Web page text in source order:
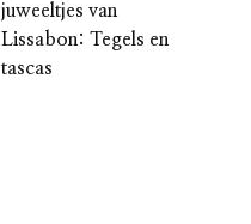
juweeltjes van
Lissabon: Tegels en
tascas